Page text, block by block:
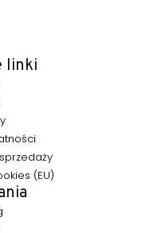
linki
(EU)